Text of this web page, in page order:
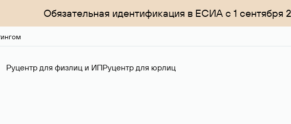
Обязательная идентификация в ЕСИА с 1 сентября
Руцентр для физлиц и ИПРуцентр для юрлиц